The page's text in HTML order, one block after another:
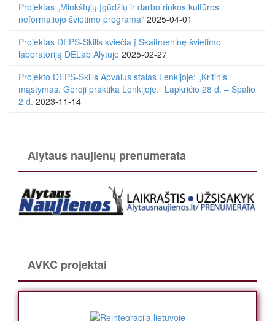
Projektas „Minkštųjų įgūdžių ir darbo rinkos kultūros
neformaliojo švietimo programa“ 2025-04-01
Projektas DEPS-Skills kviečia į Skaitmeninę švietimo
laboratoriją DELab Alytuje 2025-02-27
Projekto DEPS-Skills Apvalus stalas Lenkijoje: „Kritinis
mąstymas. Geroji praktika Lenkijoje.“ Lapkričio 28 d. – Spalio
2 d. 2023-11-14
Alytaus naujienų prenumerata
AVKC projektai